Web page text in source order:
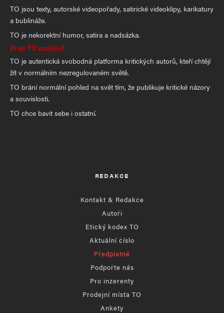
TO jsou texty, autorské videopořady, satirické videoklipy, karikatury
a bublináže.
TO je nekorektní humor, satira a nadsázka.
Proč TO vzniklo?
TO je autentická svobodná platforma kritických autorů, kteří chtějí
žít v normálním nezregulovaném světě.
TO brání normální pohled na svět tím, že publikuje kritické názory
a souvislosti.
TO chce bavit sebe i ostatní.
REDAKCE
Kontakt & Redakce
Autoři
Etický kodex TO
Aktuální číslo
Předplatné
Podpořte nás
Pro inzerenty
Prodejní místa TO
Ankety